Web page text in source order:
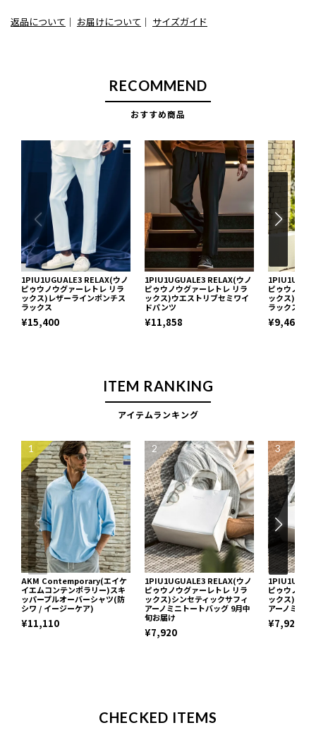
返品について ｜ お届けについて ｜ サイズガイド
RECOMMEND
おすすめ商品
1PIU1UGUALE3 RELAX(ウノ
ピゥウノウグァーレトレ リラ
ックス)レザーラインポンチス
ラックス
¥15,400
1PIU1UGUALE3 RELAX(ウノ
ピゥウノウグァーレトレ リラ
ックス)ウエストリブセミワイ
ドパンツ
¥11,858
ピゥウノウ
ックス)ソフ
ラックス
¥9,460
ITEM RANKING
アイテムランキング
1
AKM Contemporary(エイケ
イエムコンテンポラリー)スキ
ッパープルオーバーシャツ(防
シワ / イージーケア)
¥11,110
2
1PIU1UGUALE3 RELAX(ウノ
ピゥウノウグァーレトレ リラ
ックス)シンセティックサフィ
アーノミニトートバッグ 9月中
旬お届け
¥7,920
3
ピゥウノウ
ックス)シン
アーノミニ
¥7,920
CHECKED ITEMS